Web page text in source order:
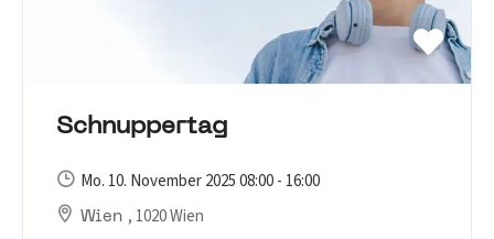
Schnuppertag
Mo. 10. November 2025 08:00 - 16:00
Wien , 1020 Wien